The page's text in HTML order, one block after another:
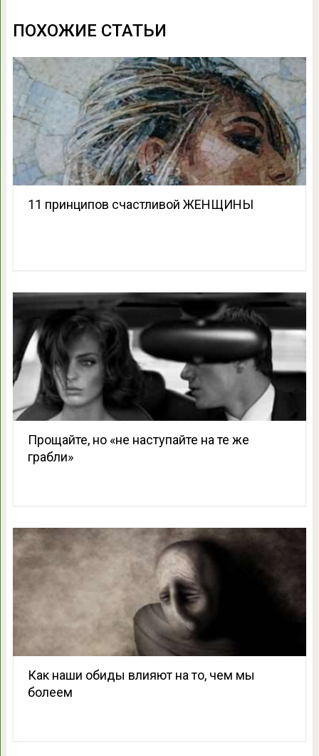
ПОХОЖИЕ СТАТЬИ
11 принципов счастливой ЖЕНЩИНЫ
Прощайте, но «не наступайте на те же
грабли»
Как наши обиды влияют на то, чем мы
болеем